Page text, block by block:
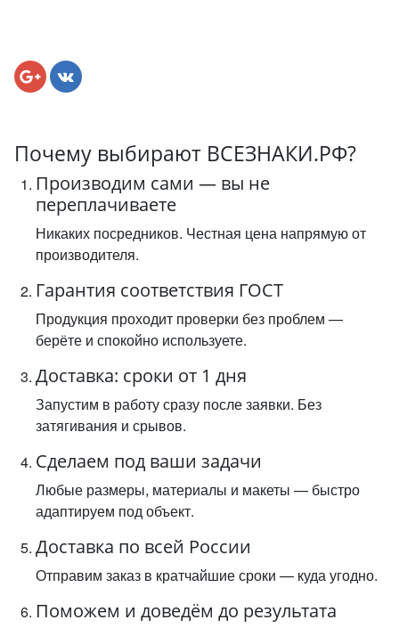
Почему выбирают ВСЕЗНАКИ.РФ?
Производим сами — вы не
переплачиваете
Никаких посредников. Честная цена напрямую от
производителя.
Гарантия соответствия ГОСТ
Продукция проходит проверки без проблем —
берёте и спокойно используете.
Доставка: сроки от 1 дня
Запустим в работу сразу после заявки. Без
затягивания и срывов.
Сделаем под ваши задачи
Любые размеры, материалы и макеты — быстро
адаптируем под объект.
Доставка по всей России
Отправим заказ в кратчайшие сроки — куда угодно.
Поможем и доведём до результата